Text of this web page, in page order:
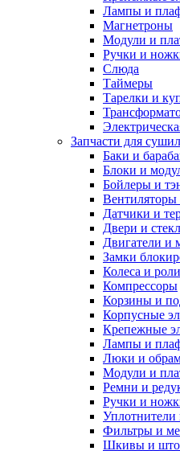
Лампы и
Магнетроны
Модули и
Ручки и
Слюда
Таймеры
Тарелки и
Запчасти для
Баки и
Блоки и
Бойлеры и
Вентиляторы
Датчики и
Двери и
Двигатели и
Замки
Колеса и
Компрессоры
Корзины и
Корпусные
Крепежные
Лампы и
Люки и
Модули и
Ремни и
Ручки и
Уплотнители
Фильтры и
Шкивы и